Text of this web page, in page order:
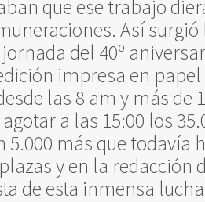
que ese trabajo
Así surgió
del 40º
impresa en papel
las 8 am y más de
a las 15:00 los
más que todavía
y en la redacción
de esta inmensa